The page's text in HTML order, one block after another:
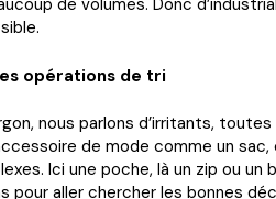
de volumes. Donc
opérations de tri
nous parlons d’irritants,
de mode comme un sac,
Ici une poche, là un zip ou
pour aller chercher les bonnes